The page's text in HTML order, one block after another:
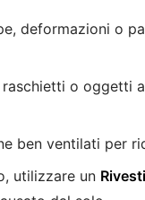
deformazioni o
o oggetti
ben ventilati per
utilizzare un